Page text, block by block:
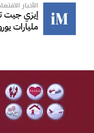
الأخبار
مليارات